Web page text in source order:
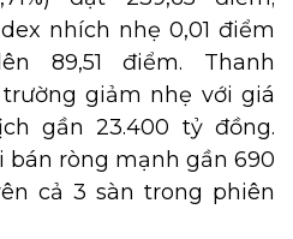
nhích nhẹ 0,01 điểm
89,51 điểm. Thanh
giảm nhẹ với giá
gần 23.400 tỷ đồng.
bán ròng mạnh gần 690
cả 3 sàn trong phiên